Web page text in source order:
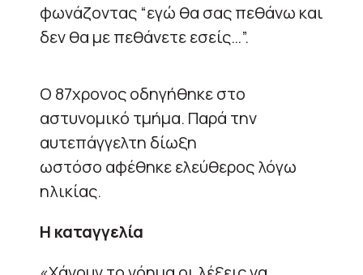
φωνάζοντας “εγώ θα σας πεθάνω και
δεν θα με πεθάνετε εσείς…”.
Ο 87χρονος οδηγήθηκε στο
αστυνομικό τμήμα. Παρά την
αυτεπάγγελτη δίωξη
ωστόσο αφέθηκε ελεύθερος λόγω
ηλικίας.
Η καταγγελία